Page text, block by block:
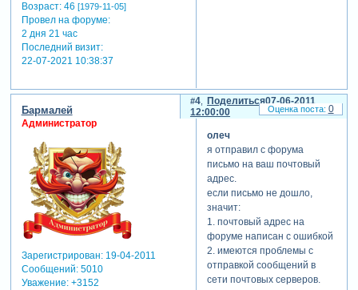
Возраст:46 [1979-11-05]
Провел на форуме:
2 дня 21 час
Последний визит:
22-07-2021 10:38:37
Поделиться
4
07-06-2011
12:00:00
Бармалей
Администратор
Зарегистрирован: 19-04-2011
Сообщений:5010
Уважение: +3152
олеч
я отправил с форума
письмо на ваш почтовый
адрес.
если письмо не дошло,
значит:
1. почтовый адрес на
форуме написан с ошибкой
2. имеются проблемы с
отправкой сообщений в
сети почтовых серверов.
0